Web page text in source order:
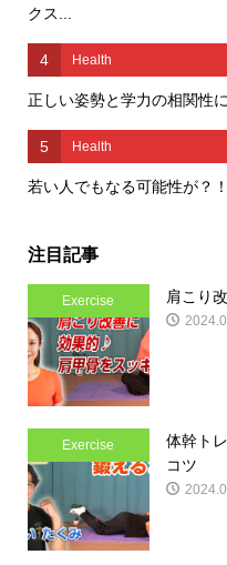
クス...
4 Health
正しい姿勢と学力の相関性
5 Health
若い人でもなる可能性が？
注目記事
Exercise 肩こり
Exercise
体幹ト
コツ